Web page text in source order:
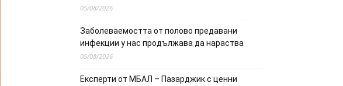
05/08/2026
Заболеваемостта от полово предавани
инфекции у нас продължава да нараства
05/08/2026
Експерти от МБАЛ – Пазарджик с ценни